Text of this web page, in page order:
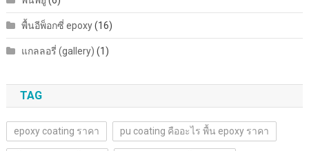
พื้นอีพ็อกซี่ epoxy(16)
แกลลอรี่ (gallery) (1)
TAG
epoxy coating ราคา pu coating คืออะไร พื้น epoxy ราคา